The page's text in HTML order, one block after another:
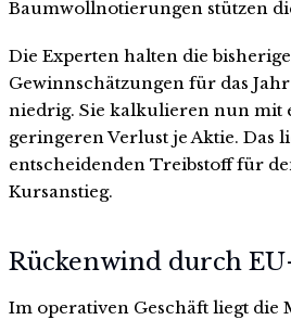
Baumwollnotierungen stützen
Die Experten halten die
Gewinnschätzungen für das
niedrig. Sie kalkulieren nun mit
geringeren Verlust je Aktie. Das
entscheidenden Treibstoff für
Kursanstieg.
Rückenwind durch
Im operativen Geschäft liegt die